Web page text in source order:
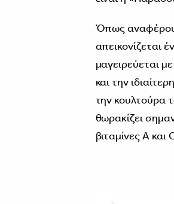
Όπως
απεικονίζεται
μαγειρεύεται
και την
την κουλτούρα
θωρακίζει
βιταμίνες Α και